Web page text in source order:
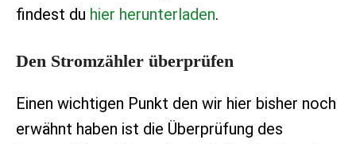
findest du hier herunterladen.
Den Stromzähler überprüfen
Einen wichtigen Punkt den wir hier bisher noch
erwähnt haben ist die Überprüfung des